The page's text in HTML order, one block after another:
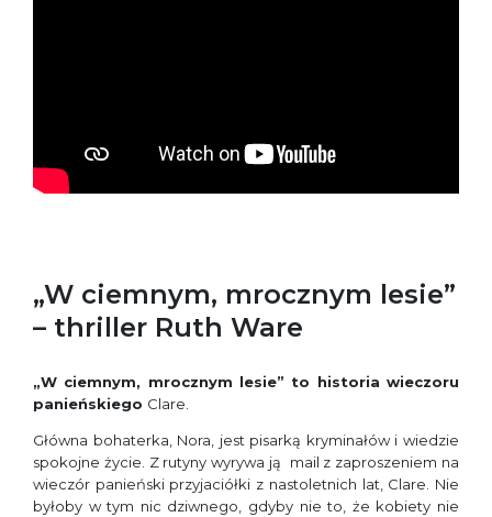
„W ciemnym, mrocznym lesie”
– thriller Ruth Ware
„W ciemnym, mrocznym lesie” to historia wieczoru
panieńskiego Clare.
Główna bohaterka, Nora, jest pisarką kryminałów i wiedzie
spokojne życie. Z rutyny wyrywa ją mail z zaproszeniem na
wieczór panieński przyjaciółki z nastoletnich lat, Clare. Nie
byłoby w tym nic dziwnego, gdyby nie to, że kobiety nie